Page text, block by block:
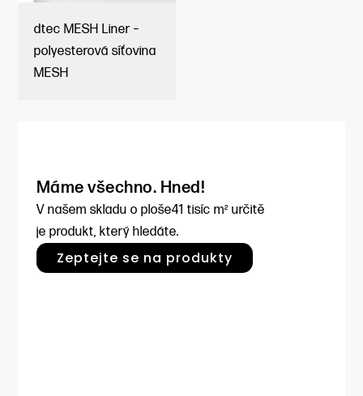
dtec MESH Liner –
polyesterová síťovina
MESH
Máme všechno. Hned!
V našem skladu o ploše41 tisíc m² určitě
je produkt, který hledáte.
Zeptejte se na produkty